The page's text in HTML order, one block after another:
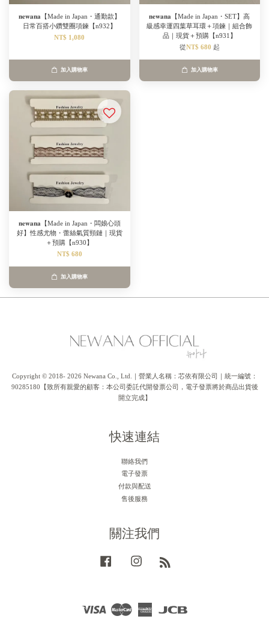
𝐧𝐞𝐰𝐚𝐧𝐚【Made in Japan・通勤款】
日常百搭小鑽雙圈項鍊【n932】
NT$ 1,080
加入購物車
𝐧𝐞𝐰𝐚𝐧𝐚【Made in Japan・SET】高
級感幸運四葉草耳環＋項鍊｜組合飾
品｜現貨＋預購【n931】
從NT$ 680 起
加入購物車
𝐧𝐞𝐰𝐚𝐧𝐚【Made in Japan・闆娘心頭
好】性感尤物・蕾絲氣質頸鏈｜現貨
＋預購【n930】
NT$ 680
加入購物車
Copyright © 2018- 2026 Newana Co., Ltd.｜營業人名稱：芯依有限公司｜統一編號：
90285180【致所有親愛的顧客：本公司委託代開發票公司，電子發票將於商品出貨後
開立完成】
快速連結
聯絡我們
電子發票
付款與配送
售後服務
關注我們
Facebook Instagram
Visa
American